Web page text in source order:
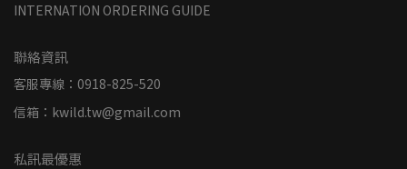
INTERNATION ORDERING GUIDE
聯絡資訊
客服專線：0918-825-520
信箱：kwild.tw@gmail.com
私訊最優惠